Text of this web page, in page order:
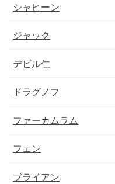
シャヒーン
ジャック
デビル仁
ドラグノフ
ファーカムラム
フェン
ブライアン